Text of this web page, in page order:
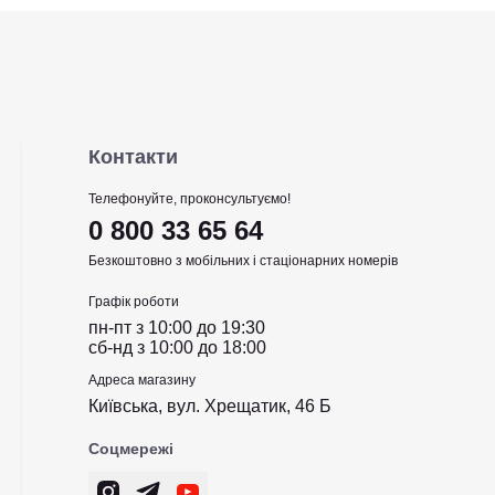
Контакти
Телефонуйте, проконсультуємо!
0 800 33 65 64
Безкоштовно з мобільних і стаціонарних номерів
Графік роботи
пн-пт з 10:00 до 19:30
сб-нд з 10:00 до 18:00
Адреса магазину
Київська, вул. Хрещатик, 46 Б
Соцмережі